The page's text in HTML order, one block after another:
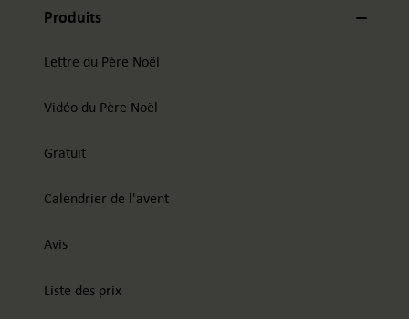
Produits
Lettre du Père Noël
Vidéo du Père Noël
Gratuit
Calendrier de l'avent
Avis
Liste des prix